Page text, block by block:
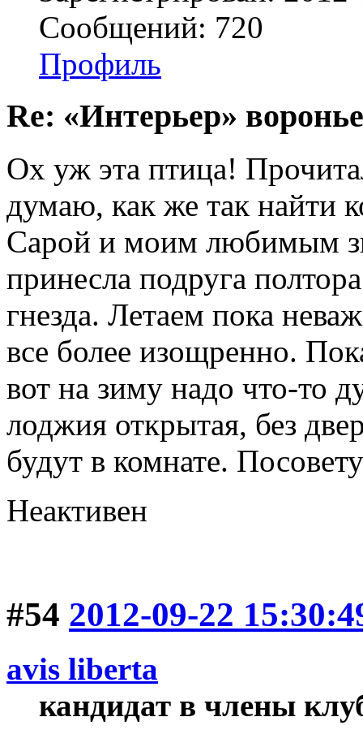
Сообщений: 720
Профиль
Re: «Интерьер»
Ох уж эта птица!
думаю, как же так найти
Сарой и моим любимым
принесла подруга
гнезда. Летаем пока
все более изощренно.
вот на зиму надо что-то
лоджия открытая, без
будут в комнате.
Неактивен
#54 2012-09-22
avis libertа
кандидат в члены